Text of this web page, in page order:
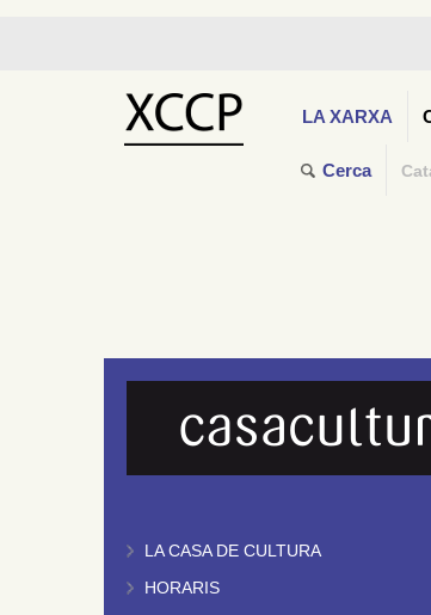
LA XARXA
Cerca
LA CASA DE CULTURA
HORARIS